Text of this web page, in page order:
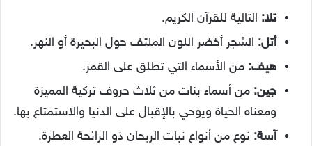
تلا: التالية للقرآن الكريم.
أتل: الشجر أخضر اللون الملتف حول البحيرة أو النهر.
هيف: من الأسماء التي تطلق على القمر.
جين: من أسماء بنات من ثلاث حروف تركية المميزة
ومعناه الحياة ويوحي بالإقبال على الدنيا والاستمتاع بها.
آسة: نوع من أنواع نبات الريحان ذو الرائحة العطرة.